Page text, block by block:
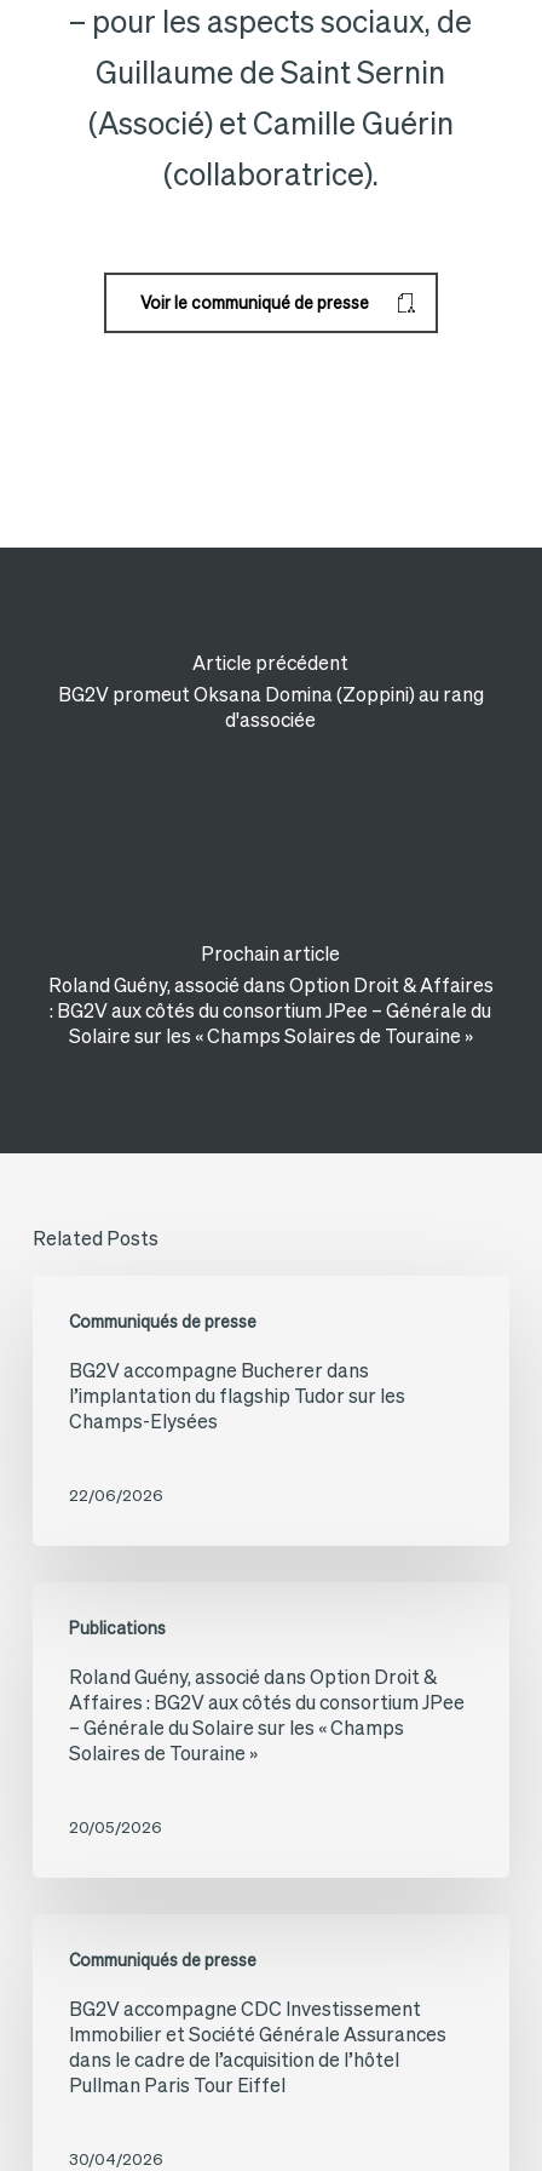
– pour les aspects sociaux, de
Guillaume de Saint Sernin
(Associé) et Camille Guérin
(collaboratrice).
Voir le communiqué de presse
Article précédent
BG2V promeut Oksana Domina (Zoppini) au rang
d'associée
Prochain article
Roland Guény, associé dans Option Droit & Affaires
: BG2V aux côtés du consortium JPee – Générale du
Solaire sur les « Champs Solaires de Touraine »
Related Posts
Communiqués de presse
accompagne
Bucherer
dans
Champs-
Elysées
BG2V accompagne Bucherer dans
l’implantation du flagship Tudor sur les
Champs-Elysées
22/06/2026
Publications
Guény,
associé
Option
Affaires :
côtés
consortium
Roland Guény, associé dans Option Droit &
Affaires : BG2V aux côtés du consortium JPee
– Générale du Solaire sur les « Champs
Solaires de Touraine »
20/05/2026
Communiqués de presse
accompagne
CDC
Investissement
Immobilier
BG2V accompagne CDC Investissement
Immobilier et Société Générale Assurances
dans le cadre de l’acquisition de l’hôtel
Pullman Paris Tour Eiffel
30/04/2026